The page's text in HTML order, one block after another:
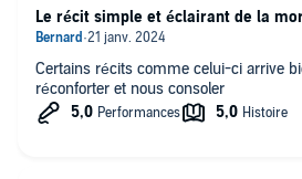
Certains récits comme celui-ci arrive
réconforter et nous consoler
Le récit simple et éclairant de la